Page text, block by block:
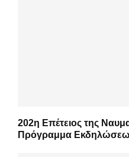
202η Επέτειος της
Πρόγραμμα